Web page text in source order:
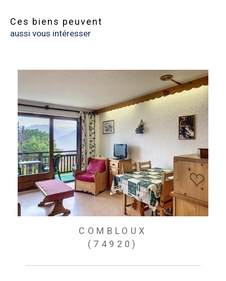
Ces biens peuvent
aussi vous intéresser
COMBLOUX
(74920)